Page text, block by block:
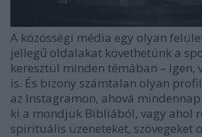
A közösségi média egy olyan
jellegű oldalakat követhetünk a
keresztül minden témában – igen,
is. És bizony számtalan olyan
az Instagramon, ahová
ki a mondjuk Bibliából, vagy ahol
spirituális üzeneteket, szövegeket